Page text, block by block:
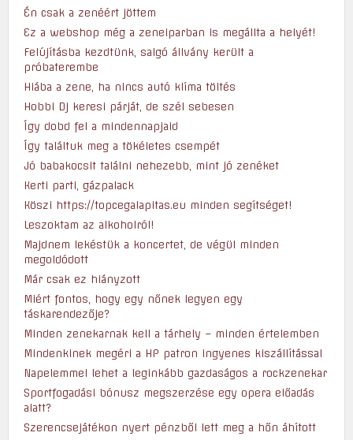
Én csak a zenéért jöttem
Ez a webshop még a zeneiparban is megállta a helyét!
Felújításba kezdtünk, salgó állvány került a
próbaterembe
Hiába a zene, ha nincs autó klíma töltés
Hobbi Dj keresi párját, de szél sebesen
Így dobd fel a mindennapjaid
Így találtuk meg a tökéletes csempét
Jó babakocsit találni nehezebb, mint jó zenéket
Kerti parti, gázpalack
Köszi https://topcegalapitas.eu minden segítséget!
Leszoktam az alkoholról!
Majdnem lekéstük a koncertet, de végül minden
megoldódott
Már csak ez hiányzott
Miért fontos, hogy egy nőnek legyen egy
táskarendezője?
Minden zenekarnak kell a tárhely – minden értelemben
Mindenkinek megéri a HP patron ingyenes kiszállítással
Napelemmel lehet a leginkább gazdaságos a rockzenekar
Sportfogadási bónusz megszerzése egy opera előadás
alatt?
Szerencsejátékon nyert pénzből lett meg a hőn áhított